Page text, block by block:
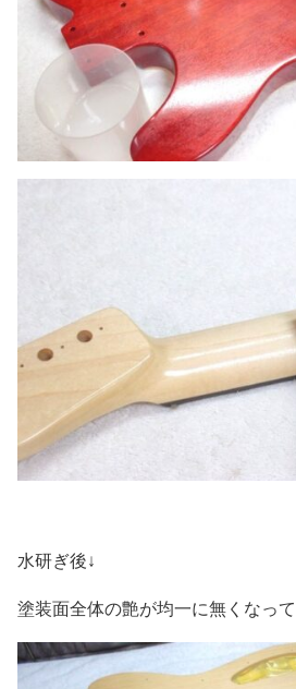
水研ぎ後↓
塗装面全体の艶が均一に無くなっ